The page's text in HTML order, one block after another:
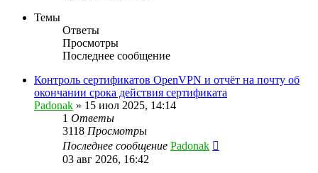
Темы
Ответы
Просмотры
Последнее сообщение
Контроль сертификатов OpenVPN и отчёт на почту об
окончании срока действия сертификата
Padonak » 15 июл 2025, 14:14
1 Ответы
3118 Просмотры
Последнее сообщение Padonak
03 авг 2026, 16:42